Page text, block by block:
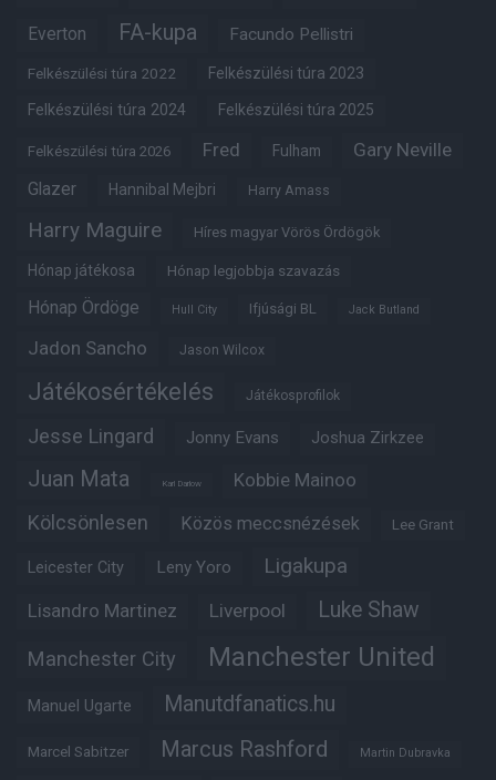
Everton FA-kupa Facundo Pellistri
Felkészülési túra 2022 Felkészülési túra 2023
Felkészülési túra 2024 Felkészülési túra 2025
Felkészülési túra 2026 Fred Fulham Gary Neville
Glazer Hannibal Mejbri Harry Amass
Harry Maguire Híres magyar Vörös Ördögök
Hónap játékosa Hónap legjobbja szavazás
Hónap Ördöge Hull City Ifjúsági BL Jack Butland
Jadon Sancho Jason Wilcox
Játékosértékelés Játékosprofilok
Jesse Lingard Jonny Evans Joshua Zirkzee
Juan Mata Karl Darlow Kobbie Mainoo
Kölcsönlesen Közös meccsnézések Lee Grant
Leicester City Leny Yoro Ligakupa
Lisandro Martinez Liverpool Luke Shaw
Manchester City Manchester United
Manuel Ugarte Manutdfanatics.hu
Marcel Sabitzer Marcus Rashford Martin Dubravka